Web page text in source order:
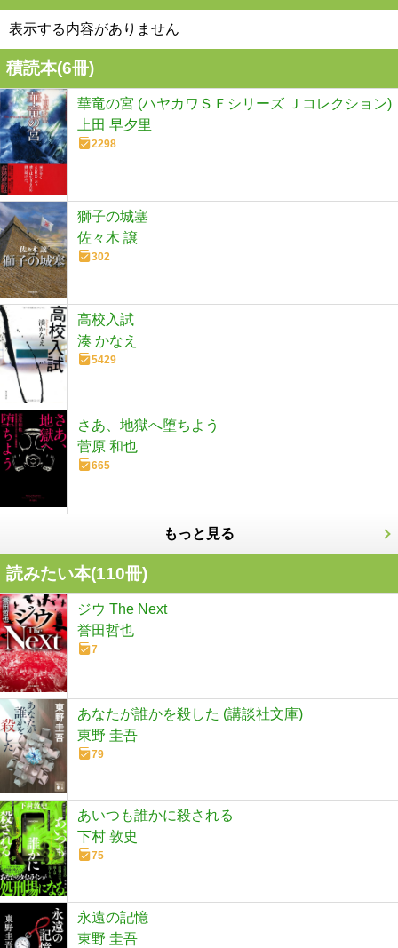
表示する内容がありません
積読本(6冊)
華竜の宮 (ハヤカワＳＦシリーズ Ｊコレクション)
上田 早夕里
2298
獅子の城塞
佐々木 譲
302
高校入試
湊 かなえ
5429
さあ、地獄へ堕ちよう
菅原 和也
665
もっと見る
読みたい本(110冊)
ジウ The Next
誉田哲也
7
あなたが誰かを殺した (講談社文庫)
東野 圭吾
79
あいつも誰かに殺される
下村 敦史
75
永遠の記憶
東野 圭吾